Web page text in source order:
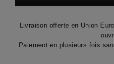
Livraison offerte en Union
Paiement en plusieurs fois